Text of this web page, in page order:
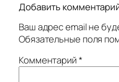
Добавить
Ваш адрес email не
Обязательные поля
Комментарий*